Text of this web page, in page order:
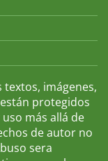
textos, imágenes,
protegidos
más allá de
de autor no
sera